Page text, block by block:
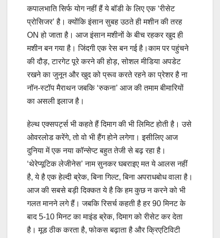
कपालभाति सिर्फ योग नहीं हैं ये बॉडी के लिए एक ‘रीसेट
प्रोसिजर’ है। क्योंकि इंसान सुबह उठते ही मशीन की तरह
ON हो जाता है। आज इंसान मशीनों के बीच रहकर खुद ही
मशीन बन गया है। जिंदगी एक रेस बन गई है।काम पर पहुंचने
की दौड़, टारगेट पूरे करने की होड़, सोशल मीडिया अपडेट
रखने का जुनून और खुद को प्रूव करते रहने का प्रेशर है ना
नॉन-स्टॉप मैराथन जबकि ‘रुकना’ आज की तमाम बीमारियों
का असली इलाज है।
हेल्थ एक्सपर्ट्स भी कहते हैं दिमाग की भी लिमिट होती है। उसे
ओवरलोड करेंगे, तो वो भी हैंग होने लगेगा। इसीलिए आज
दुनिया में एक नया कॉन्सेप्ट बहुत तेजी से बढ़ रहा है।
‘थेरेप्यूटिक लेजीनेस’ नाम सुनकर घबराइए मत ये आलस नहीं
है, ये है एक हेल्दी ब्रेक, बिना गिल्ट, बिना अपराधबोध वाला है।
आज की सबसे बड़ी दिक्कत ये है कि हम कुछ न करने को भी
गलत मानने लगे हैं। जबकि रिसर्च कहती है हर 90 मिनट के
बाद 5-10 मिनट का माइंड ब्रेक, दिमाग को रीसेट कर देता
है। मूड ठीक करता है, फोकस बढ़ाता है और क्रिएटिविटी